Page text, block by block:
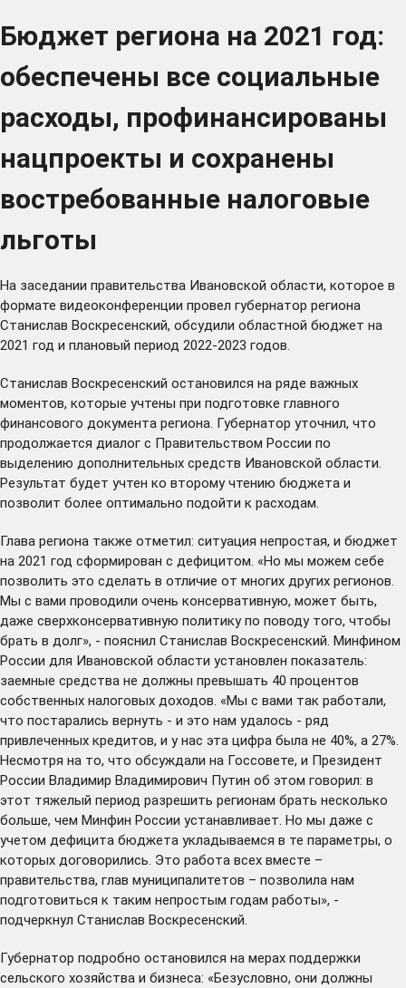
Бюджет региона на 2021 год:
обеспечены все социальные
расходы, профинансированы
нацпроекты и сохранены
востребованные налоговые
льготы
На заседании правительства Ивановской области, которое в
формате видеоконференции провел губернатор региона
Станислав Воскресенский, обсудили областной бюджет на
2021 год и плановый период 2022-2023 годов.
Станислав Воскресенский остановился на ряде важных
моментов, которые учтены при подготовке главного
финансового документа региона. Губернатор уточнил, что
продолжается диалог с Правительством России по
выделению дополнительных средств Ивановской области.
Результат будет учтен ко второму чтению бюджета и
позволит более оптимально подойти к расходам.
Глава региона также отметил: ситуация непростая, и бюджет
на 2021 год сформирован с дефицитом. «Но мы можем себе
позволить это сделать в отличие от многих других регионов.
Мы с вами проводили очень консервативную, может быть,
даже сверхконсервативную политику по поводу того, чтобы
брать в долг», - пояснил Станислав Воскресенский. Минфином
России для Ивановской области установлен показатель:
заемные средства не должны превышать 40 процентов
собственных налоговых доходов. «Мы с вами так работали,
что постарались вернуть - и это нам удалось - ряд
привлеченных кредитов, и у нас эта цифра была не 40%, а 27%.
Несмотря на то, что обсуждали на Госсовете, и Президент
России Владимир Владимирович Путин об этом говорил: в
этот тяжелый период разрешить регионам брать несколько
больше, чем Минфин России устанавливает. Но мы даже с
учетом дефицита бюджета укладываемся в те параметры, о
которых договорились. Это работа всех вместе –
правительства, глав муниципалитетов – позволила нам
подготовиться к таким непростым годам работы», -
подчеркнул Станислав Воскресенский.
Губернатор подробно остановился на мерах поддержки
сельского хозяйства и бизнеса: «Безусловно, они должны